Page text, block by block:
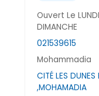
Ouvert Le
DIMANCHE
021539615
Mohammadia
CITÉ LES
,MOHAMADIA